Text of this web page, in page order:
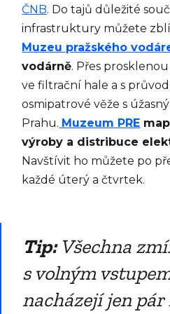
ČNB. Do tajů důležité
infrastruktury můžete
Muzeu pražského
vodárně. Přes
ve filtrační hale a s
osmipatrové věže s
Prahu. Muzeum PRE
výroby a distribuce
Navštívit ho můžete po
každé úterý a čtvrtek.
Tip:Všechna
s volným
nacházejí jen